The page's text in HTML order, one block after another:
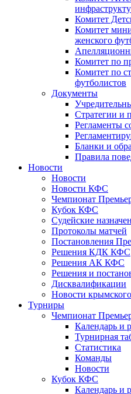
Комитет
Комитет
женского
Комитет по
Комитет по
футболистов
Документы
Стратегии и
Регламенты
Бланки и
Правила
Новости
Новости
Новости КФС
Чемпионат
Кубок КФС
Судейские
Протоколы матчей
Постановления
Решения КДК КФС
Решения АК КФС
Решения и
Дисквалификации
Новости
Турниры
Чемпионат
Календарь и
Турнирная
Статистика
Команды
Новости
Кубок КФС
Календарь и